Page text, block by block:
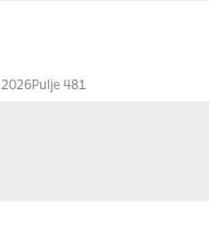
Pulje 481